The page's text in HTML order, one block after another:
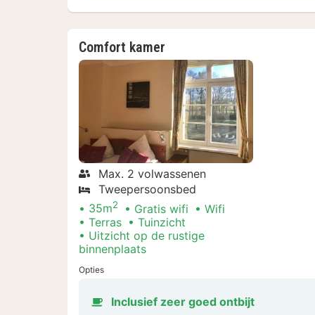
Comfort kamer
Max. 2 volwassenen
Tweepersoonsbed
35m2 Gratis wifi
Wifi
Terras
Tuinzicht
Uitzicht op de rustige
binnenplaats
Opties
Inclusief zeer goed ontbijt